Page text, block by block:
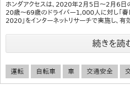
ホンダアクセスは、2020年2月5日～2月6日
20歳～69歳のドライバー1,000人に対し「
2020」をインターネットリサーチで実施し、
続きを読
運転 自転車 車 交通安全